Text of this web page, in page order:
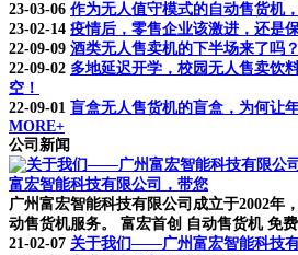
23-03-06 作为无人值守模式的自动售货机
23-02-14 疫情后，零售企业该激进，还是
22-09-09 酒类无人售卖机的下半场来了吗？
22-09-02 多地延迟开学，校园无人售卖饮
空！
22-09-01 盲盒无人售货机的盲盒，为何让
MORE+
公司新闻
富宏智能科技有限公司，带您
广州富宏智能科技有限公司成立于2002年
动售货机服务。 富宏首创 自动售货机 免
21-02-07 关于我们——广州富宏智能科技